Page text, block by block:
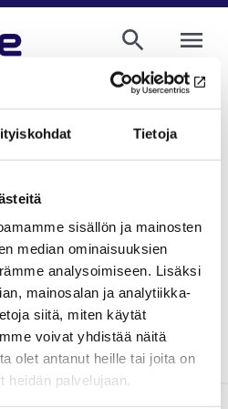
Tietoja
sisällön ja mainosten
median ominaisuuksien
analysoimiseen. Lisäksi
mainosalan ja analytiikka-
siitä, miten käytät
voivat yhdistää näitä
olet antanut heille tai joita on
heidän palvelujaan.
Coordinator, University of
2566